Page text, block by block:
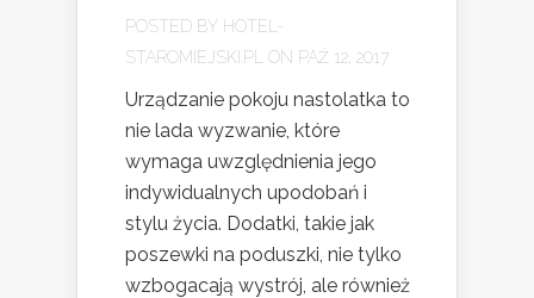
POSTED BY HOTEL-
STAROMIEJSKI.PL
ON PAŹ 12, 2017
Urządzanie pokoju nastolatka to
nie lada wyzwanie, które
wymaga uwzględnienia jego
indywidualnych upodobań i
stylu życia. Dodatki, takie jak
poszewki na poduszki, nie tylko
wzbogacają wystrój, ale również